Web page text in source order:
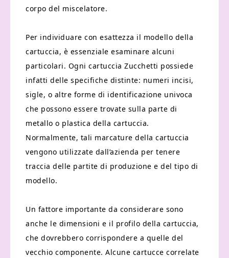
corpo del miscelatore.
Per individuare con esattezza il modello della
cartuccia, è essenziale esaminare alcuni
particolari. Ogni cartuccia Zucchetti possiede
infatti delle specifiche distinte: numeri incisi,
sigle, o altre forme di identificazione univoca
che possono essere trovate sulla parte di
metallo o plastica della cartuccia.
Normalmente, tali marcature della cartuccia
vengono utilizzate dall’azienda per tenere
traccia delle partite di produzione e del tipo di
modello.
Un fattore importante da considerare sono
anche le dimensioni e il profilo della cartuccia,
che dovrebbero corrispondere a quelle del
vecchio componente. Alcune cartucce correlate